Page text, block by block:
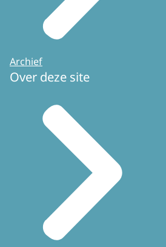
Archief
Over deze site